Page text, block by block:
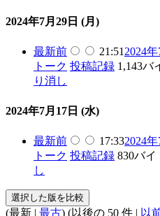
2024年7月29日 (月)
最新前 21:512024
トーク 投稿記録 1,143バ
り消し
2024年7月17日 (水)
最新前 17:332024
トーク 投稿記録 830バイ
し
(最新 | 最古) (以後の 50 件 | 以